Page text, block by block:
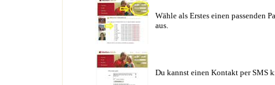
Wähle als Erstes einen passenden
aus.
Du kannst einen Kontakt per SMS